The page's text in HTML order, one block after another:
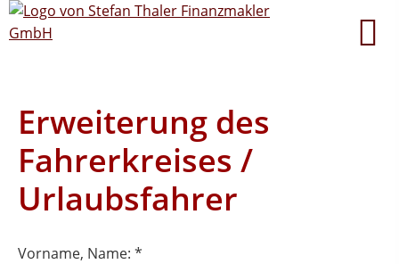
Erweiterung des
Fahrerkreises /
Urlaubsfahrer
Vorname, Name: *